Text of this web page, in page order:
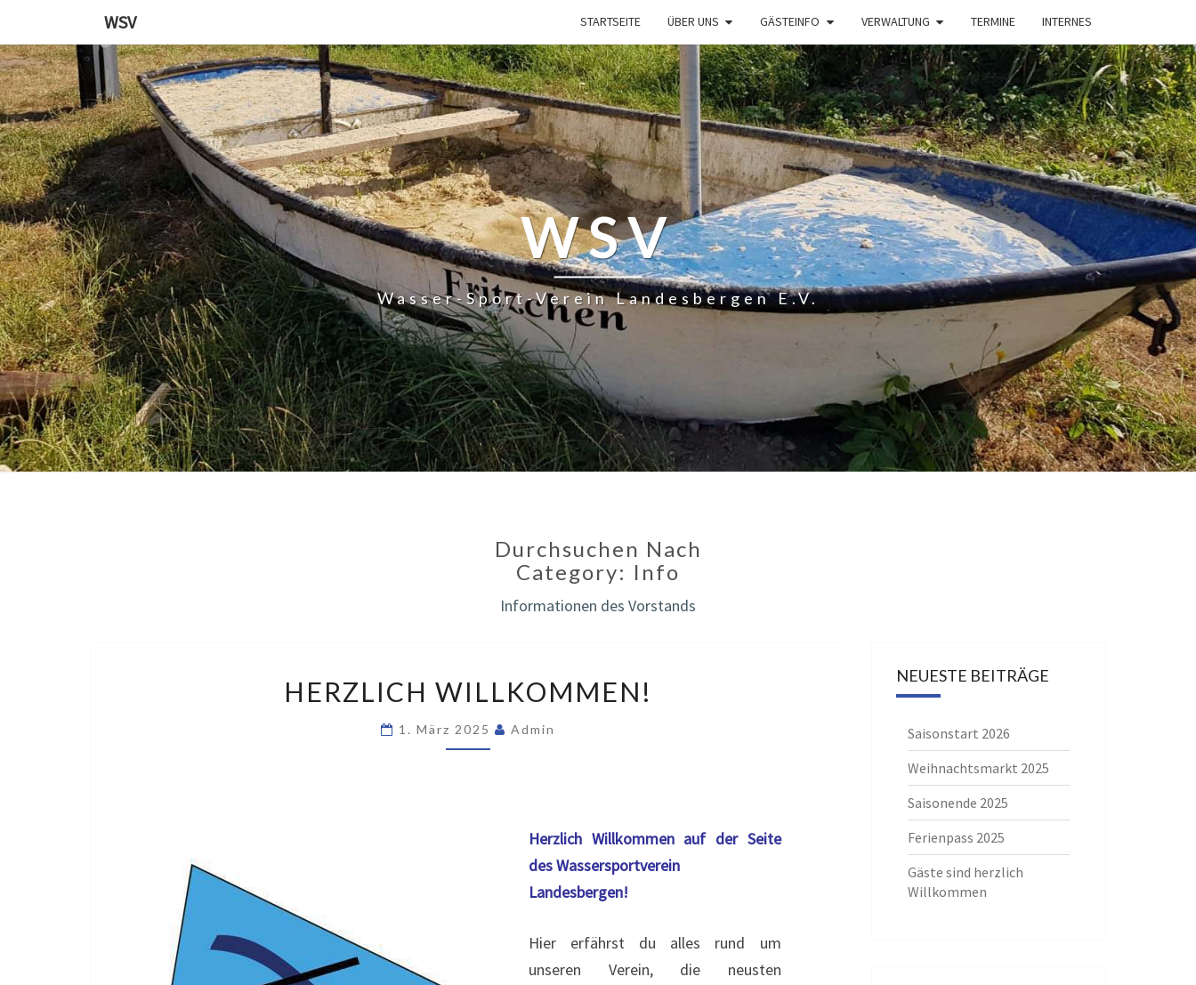
WSV STARTSEITE ÜBER UNS GÄSTEINFO VERWALTUNG TERMINE INTERNES
WSV
Wasser-Sport-Verein Landesbergen E.V.
Durchsuchen Nach
Category: Info
Informationen des Vorstands
WILLKOMMEN!
HERZLICH WILLKOMMEN!
1. März 2025 Admin
Herzlich Willkommen auf der Seite
desWassersportverein
Landesbergen!
Hier erfährst du alles rund um
unseren Verein, die neusten
NEUESTE BEITRÄGE
Saisonstart 2026
Weihnachtsmarkt 2025
Saisonende 2025
Ferienpass 2025
Gäste sind herzlich
Willkommen